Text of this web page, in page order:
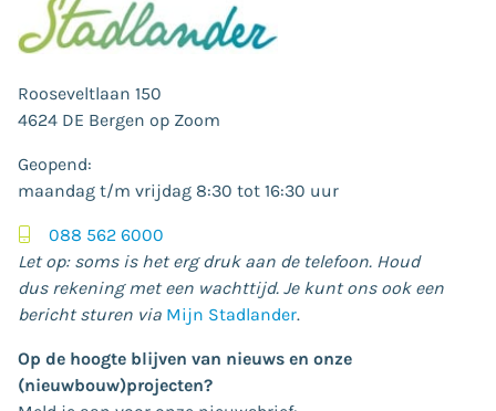
Rooseveltlaan 150
4624 DE Bergen op Zoom
Geopend:
maandag t/m vrijdag 8:30 tot 16:30 uur
088 562 6000
Let op: soms is het erg druk aan de telefoon. Houd
dus rekening met een wachttijd. Je kunt ons ook een
bericht sturen via Mijn Stadlander.
Op de hoogte blijven van nieuws en onze
(nieuwbouw)projecten?